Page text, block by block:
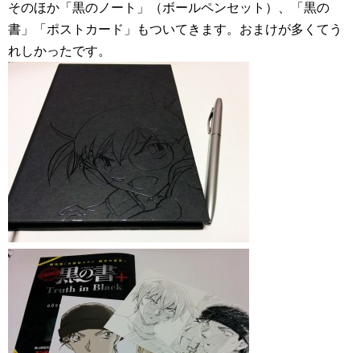
そのほか「黒のノート」（ボールペンセット）、「黒の
書」「ポストカード」もついてきます。おまけが多くてう
れしかったです。